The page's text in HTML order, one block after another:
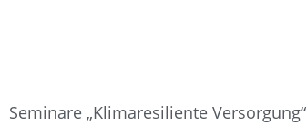
Seminare „Klimaresiliente Versorgung“